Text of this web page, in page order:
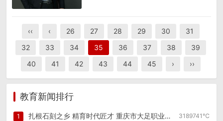
‹‹ ‹ 26 27 28 29 30
31
32
33 34 35 36 37 38
39
40
41 42 43 44 45 › ››
教育新闻排行
3189741℃
1 扎根石刻之乡 精育时代匠才 重庆市大足职业教育中心创新发展纪实